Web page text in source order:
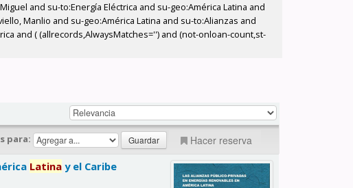
and su-to:Energía Eléctrica and su-geo:América Latina and
Manlio and su-geo:América Latina and su-to:Alianzas and
and ( (allrecords,AlwaysMatches='') and (not-onloan-count,st-
para: Hacer reserva
Latina y el Caribe